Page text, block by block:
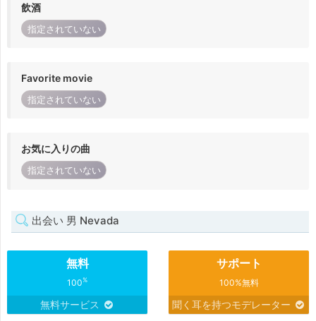
飲酒
指定されていない
Favorite movie
指定されていない
お気に入りの曲
指定されていない
出会い 男 Nevada
無料
100%
無料サービス
サポート
100%無料
聞く耳を持つモデレーター